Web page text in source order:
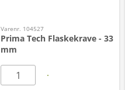
Varenr. 104527
Prima Tech Flaskekrave - 33
mm